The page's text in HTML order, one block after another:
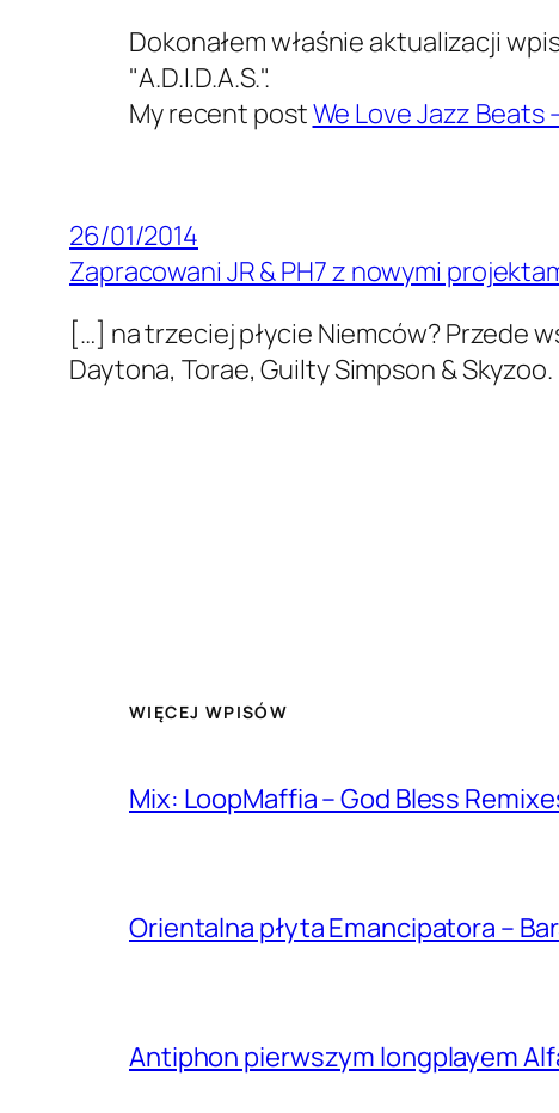
Dokonałem właśnie aktualizacji
"A.D.I.D.A.S.".
My recent postWe Love Jazz Beats
26/01/2014
Zapracowani JR & PH7 z nowymi
[…] na trzeciej płycie Niemców? Przede
Daytona, Torae, Guilty Simpson &
WIĘCEJ WPISÓW
Mix: LoopMaffia – God Bless
Orientalna płyta Emancipatora –
Antiphon pierwszym longplayem